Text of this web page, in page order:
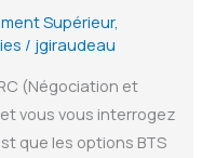
Supérieur,
/ jgiraudeau
(Négociation et
vous vous interrogez
que les options BTS